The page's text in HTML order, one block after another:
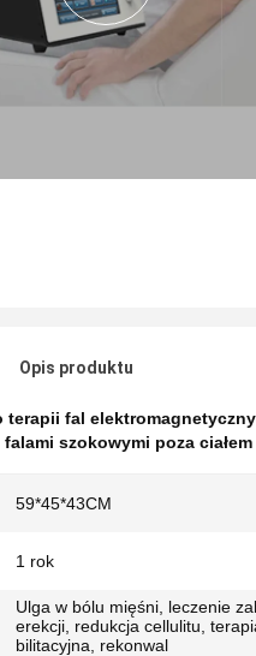
Opis produktu
terapii fal
szokowymi poza ciałem
59*45*43CM
1 rok
Ulga w bólu mięśni, leczenie
erekcji, redukcja cellulitu,
bilitacyjna, rekonwal